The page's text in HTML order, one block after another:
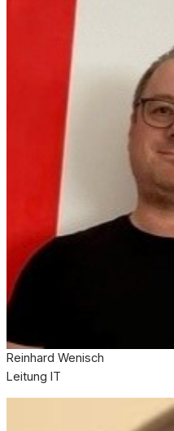
Reinhard Wenisch
Leitung IT